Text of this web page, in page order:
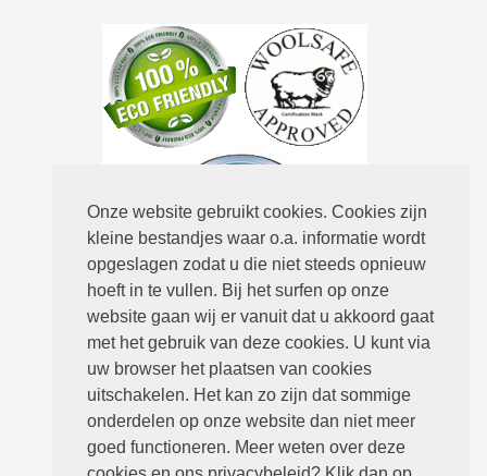
Onze website gebruikt cookies. Cookies zijn
kleine bestandjes waar o.a. informatie wordt
opgeslagen zodat u die niet steeds opnieuw
hoeft in te vullen. Bij het surfen op onze
website gaan wij er vanuit dat u akkoord gaat
met het gebruik van deze cookies. U kunt via
uw browser het plaatsen van cookies
uitschakelen. Het kan zo zijn dat sommige
onderdelen op onze website dan niet meer
goed functioneren. Meer weten over deze
Routebeschrijving